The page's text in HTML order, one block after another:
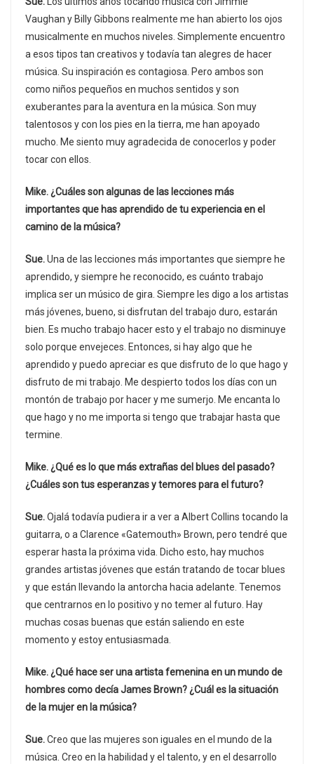
Vaughan y Billy Gibbons realmente me han abierto los ojos
musicalmente en muchos niveles. Simplemente encuentro
a esos tipos tan creativos y todavía tan alegres de hacer
música. Su inspiración es contagiosa. Pero ambos son
como niños pequeños en muchos sentidos y son
exuberantes para la aventura en la música. Son muy
talentosos y con los pies en la tierra, me han apoyado
mucho. Me siento muy agradecida de conocerlos y poder
tocar con ellos.
Mike. ¿Cuáles son algunas de las lecciones más
importantes que has aprendido de tu experiencia en el
camino de la música?
Sue.Una de las lecciones más importantes que siempre he
aprendido, y siempre he reconocido, es cuánto trabajo
implica ser un músico de gira. Siempre les digo a los artistas
más jóvenes, bueno, si disfrutan del trabajo duro, estarán
bien. Es mucho trabajo hacer esto y el trabajo no disminuye
solo porque envejeces. Entonces, si hay algo que he
aprendido y puedo apreciar es que disfruto de lo que hago y
disfruto de mi trabajo. Me despierto todos los días con un
montón de trabajo por hacer y me sumerjo. Me encanta lo
que hago y no me importa si tengo que trabajar hasta que
termine.
Mike. ¿Qué es lo que más extrañas del blues del pasado?
¿Cuáles son tus esperanzas y temores para el futuro?
Sue.Ojalá todavía pudiera ir a ver a Albert Collins tocando la
guitarra, o a Clarence «Gatemouth» Brown, pero tendré que
esperar hasta la próxima vida. Dicho esto, hay muchos
grandes artistas jóvenes que están tratando de tocar blues
y que están llevando la antorcha hacia adelante. Tenemos
que centrarnos en lo positivo y no temer al futuro. Hay
muchas cosas buenas que están saliendo en este
momento y estoy entusiasmada.
Mike. ¿Qué hace ser una artista femenina en un mundo de
hombres como decía James Brown? ¿Cuál es la situación
de la mujer en la música?
Sue.Creo que las mujeres son iguales en el mundo de la
música. Creo en la habilidad y el talento, y en el desarrollo